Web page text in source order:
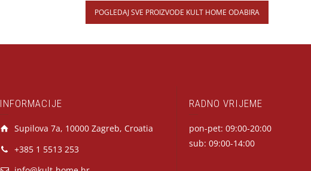
POGLEDAJ SVE PROIZVODE KULT HOME ODABIRA
INFORMACIJE
Supilova 7a, 10000 Zagreb, Croatia
+385 1 5513 253
RADNO VRIJEME
pon-pet: 09:00-20:00
sub: 09:00-14:00